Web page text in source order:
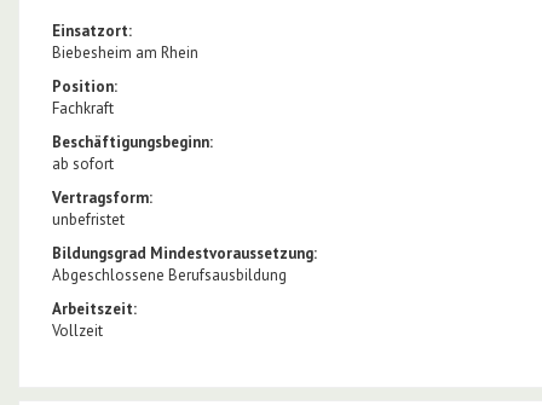
Einsatzort:
Biebesheim am Rhein
Position:
Fachkraft
Beschäftigungsbeginn:
ab sofort
Vertragsform:
unbefristet
Bildungsgrad Mindestvoraussetzung:
Abgeschlossene Berufsausbildung
Arbeitszeit:
Vollzeit